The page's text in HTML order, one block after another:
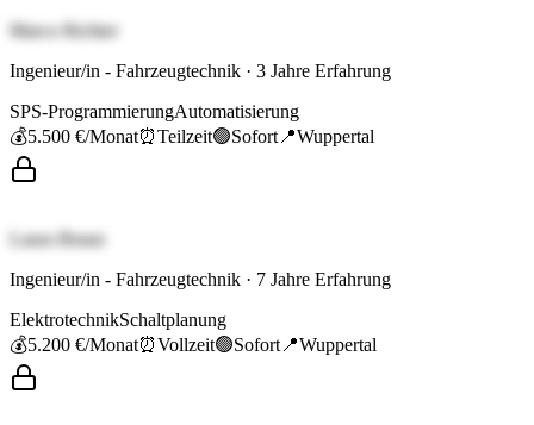
Marco Richter
Ingenieur/in - Fahrzeugtechnik · 3 Jahre Erfahrung
SPS-ProgrammierungAutomatisierung
💰5.500 €/Monat⏰Teilzeit🟢Sofort 📍Wuppertal
Laura Braun
Ingenieur/in - Fahrzeugtechnik · 7 Jahre Erfahrung
ElektrotechnikSchaltplanung
💰5.200 €/Monat⏰Vollzeit🟢Sofort 📍Wuppertal